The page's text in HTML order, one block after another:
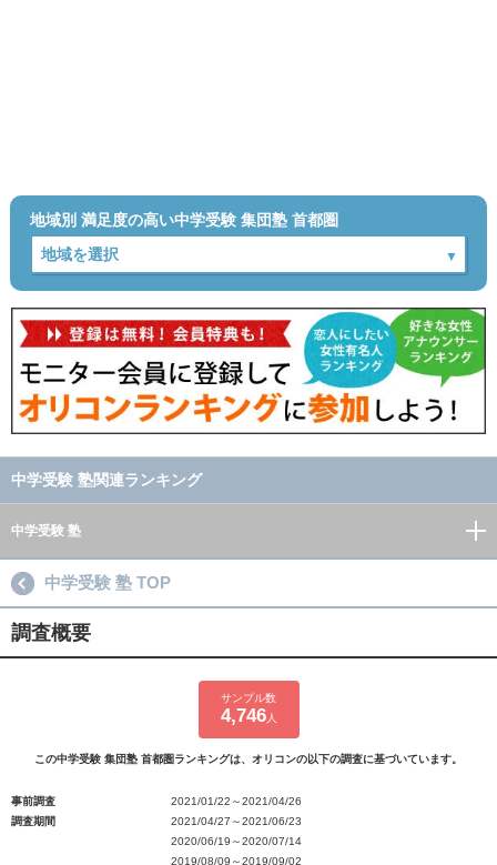
地域別 満足度の高い中学受験 集団塾 首都圏
中学受験 塾関連ランキング
中学受験 塾
中学受験 塾 TOP
調査概要
サンプル数
4,746人
この中学受験 集団塾 首都圏ランキングは、オリコンの以下の調査に基づいています。
事前調査
2021/01/22～2021/04/26
調査期間
2021/04/27～2021/06/23
2020/06/19～2020/07/14
2019/08/09～2019/09/02